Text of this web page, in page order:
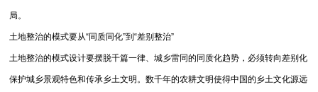
局。
土地整治的模式要从“同质同化”到“差别整治”
土地整治的模式设计要摆脱千篇一律、城乡雷同的同质化趋势，必须转向差别化
保护城乡景观特色和传承乡土文明。数千年的农耕文明使得中国的乡土文化源远